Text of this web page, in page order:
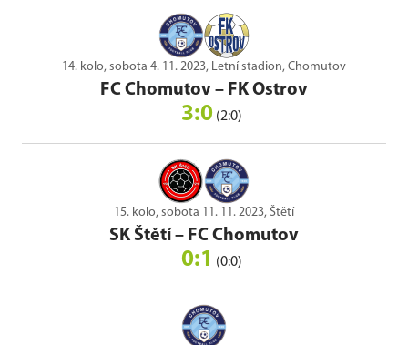
14. kolo, sobota 4. 11. 2023, Letní stadion, Chomutov
FC Chomutov – FK Ostrov
3:0 (2:0)
15. kolo, sobota 11. 11. 2023, Štětí
SK Štětí – FC Chomutov
0:1 (0:0)